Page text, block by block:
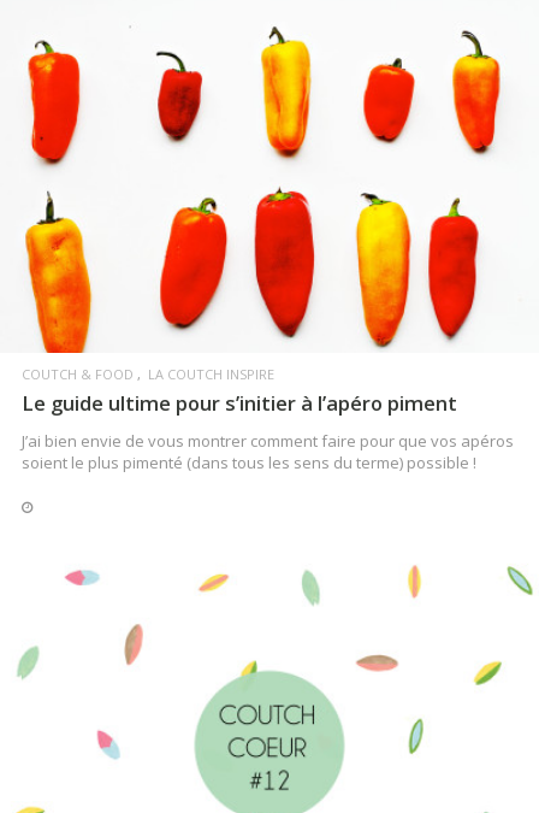
LIRE LA SUITE
COUTCH & FOOD LA COUTCH INSPIRE
Le guide ultime pour s’initier à l’apéro piment
J’ai bien envie de vous montrer comment faire pour que vos apéros
soient le plus pimenté (dans tous les sens du terme) possible !
LIRE LA SUITE
COUTCH & FOOD
Recette indienne #3 : le combat des gombos
Une recette en moins de 25 min !
COUTCH & FOOD
Le Fils de Lardeschoix : le bon choix de l’apéro
Le meilleur pour l’apéro !